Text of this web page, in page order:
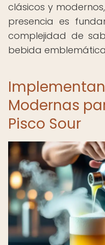
clásicos y
presencia es
complejidad de
bebida
Modernas
Pisco Sour